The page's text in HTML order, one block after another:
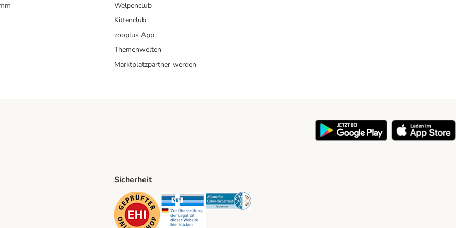
Welpenclub
Kittenclub
zooplus App
Themenwelten
Marktplatzpartner werden
Method
Sicherheit
Security Security Security